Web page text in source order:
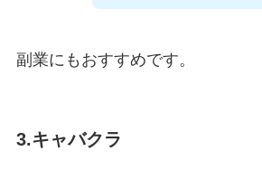
副業にもおすすめです。
3.キャバクラ